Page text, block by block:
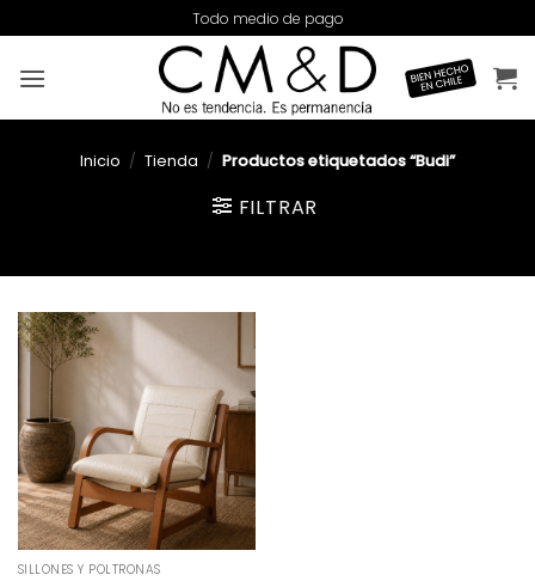
al
contenido
Todo medio de pago
Inicio / Tienda / Productos etiquetados “Budi”
FILTRAR
SILLONES Y POLTRONAS